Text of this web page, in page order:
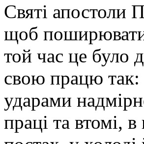
Святі апостоли
щоб поширювати
той час це було
свою працю
ударами
праці та втомі,